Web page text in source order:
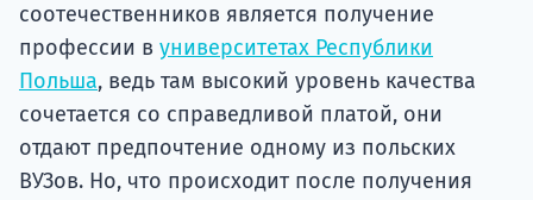
соотечественников является получение
профессии в университетах Республики
Польша, ведь там высокий уровень качества
сочетается со справедливой платой, они
отдают предпочтение одному из польских
ВУЗов. Но, что происходит после получения